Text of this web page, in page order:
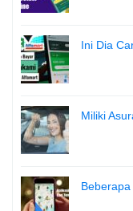
Ini Dia
Miliki